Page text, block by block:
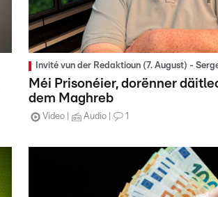
Invité vun der Redaktioun (7. August) -
Méi Prisonéier, dorënner
dem Maghreb
Video Audio 1